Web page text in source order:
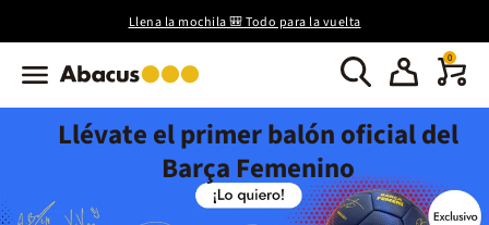
Llena la mochila 🎒 Todo para la vuelta
0
Llévate el primer balón oficial del
Barça Femenino